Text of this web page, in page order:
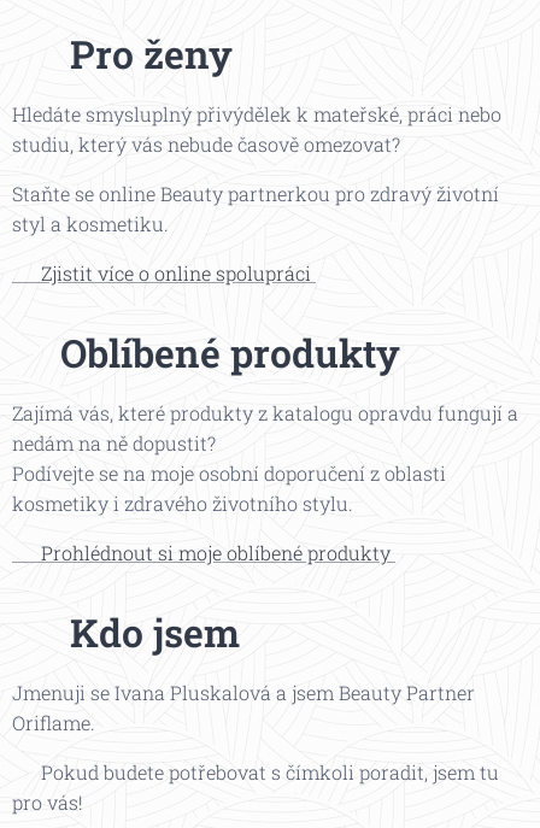
Pro ženy
Hledáte smysluplný přivýdělek k mateřské, práci nebo
studiu, který vás nebude časově omezovat?
Staňte se online Beauty partnerkou pro zdravý životní
styl a kosmetiku.
👉 Zjistit více o online spolupráci
Oblíbené produkty
Zajímá vás, které produkty z katalogu opravdu fungují a
nedám na ně dopustit?
Podívejte se na moje osobní doporučení z oblasti
kosmetiky i zdravého životního stylu.
👉 Prohlédnout si moje oblíbené produkty
Kdo jsem
Jmenuji se Ivana Pluskalová a jsem Beauty Partner
Oriflame.
💬 Pokud budete potřebovat s čímkoli poradit, jsem tu
pro vás!